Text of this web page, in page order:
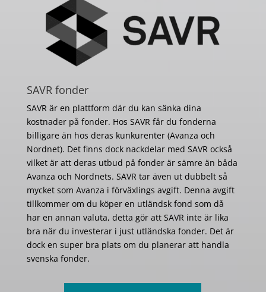
SAVR fonder
SAVR är en plattform där du kan sänka dina
kostnader på fonder. Hos SAVR får du fonderna
billigare än hos deras kunkurenter (Avanza och
Nordnet). Det finns dock nackdelar med SAVR också
vilket är att deras utbud på fonder är sämre än båda
Avanza och Nordnets. SAVR tar även ut dubbelt så
mycket som Avanza i förväxlings avgift. Denna avgift
tillkommer om du köper en utländsk fond som då
har en annan valuta, detta gör att SAVR inte är lika
bra när du investerar i just utländska fonder. Det är
dock en super bra plats om du planerar att handla
svenska fonder.